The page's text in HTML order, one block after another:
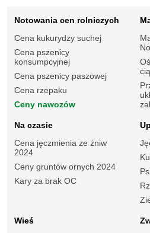
Notowania cen rolniczych
Cena kukurydzy suchej
Cena pszenicy
konsumpcyjnej
Cena pszenicy paszowej
Cena rzepaku
Ceny nawozów
Na czasie
Cena jęczmienia ze żniw
2024
Ceny gruntów ornych 2024
Kary za brak OC
Wieś